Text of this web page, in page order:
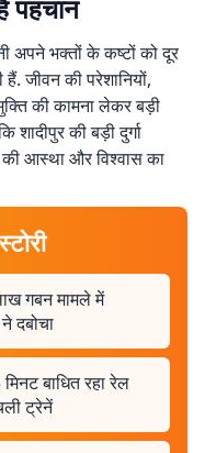
पहचान
अपने भक्तों के कष्टों को दूर
जीवन की परेशानियों,
की कामना लेकर बड़ी
की बड़ी दुर्गा
की आस्था और विश्वास का
गबन मामले में
दबोचा
बाधित रहा रेल
ट्रेनें